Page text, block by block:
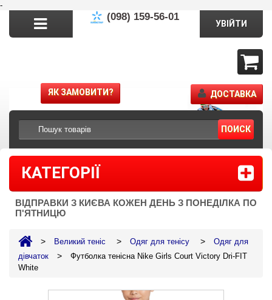
-
(098) 159-56-01
ПОИСК
УВІЙТИ
ЯК ЗАМОВИТИ? ДОСТАВКА
КАТЕГОРІЇ
ВІДПРАВКИ З КИЄВА КОЖЕН ДЕНЬ З ПОНЕДІЛКА ПО
П'ЯТНИЦЮ
> Великий теніс > Одяг для тенісу >
Одяг для
дівчаток
>
Футболка тенісна Nike Girls Court Victory Dri-FIT
White